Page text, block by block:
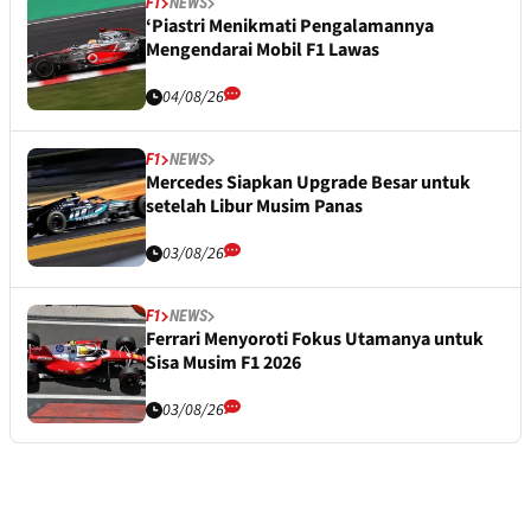
‘Piastri Menikmati Pengalamannya
Mengendarai Mobil F1 Lawas
04/08/26
F1 NEWS
Mercedes Siapkan Upgrade Besar untuk
setelah Libur Musim Panas
03/08/26
F1 NEWS
Ferrari Menyoroti Fokus Utamanya untuk
Sisa Musim F1 2026
03/08/26